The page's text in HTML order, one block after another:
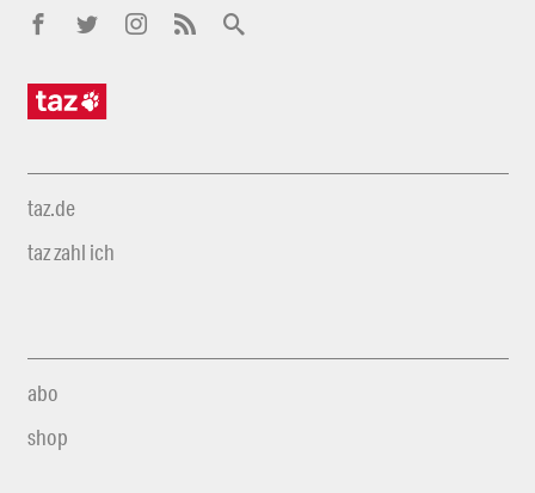
taz.de
taz zahl ich
abo
shop